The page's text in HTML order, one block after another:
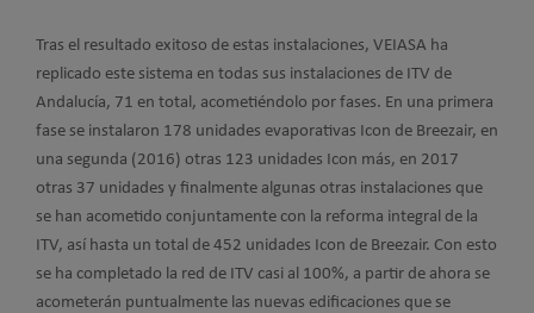
Tras el resultado exitoso de estas instalaciones, VEIASA ha
replicado este sistema en todas sus instalaciones de ITV de
Andalucía, 71 en total, acometiéndolo por fases. En una primera
fase se instalaron 178 unidades evaporativas Icon de Breezair, en
una segunda (2016) otras 123 unidades Icon más, en 2017
otras 37 unidades y finalmente algunas otras instalaciones que
se han acometido conjuntamente con la reforma integral de la
ITV, así hasta un total de 452 unidades Icon de Breezair. Con esto
se ha completado la red de ITV casi al 100%, a partir de ahora se
acometerán puntualmente las nuevas edificaciones que se